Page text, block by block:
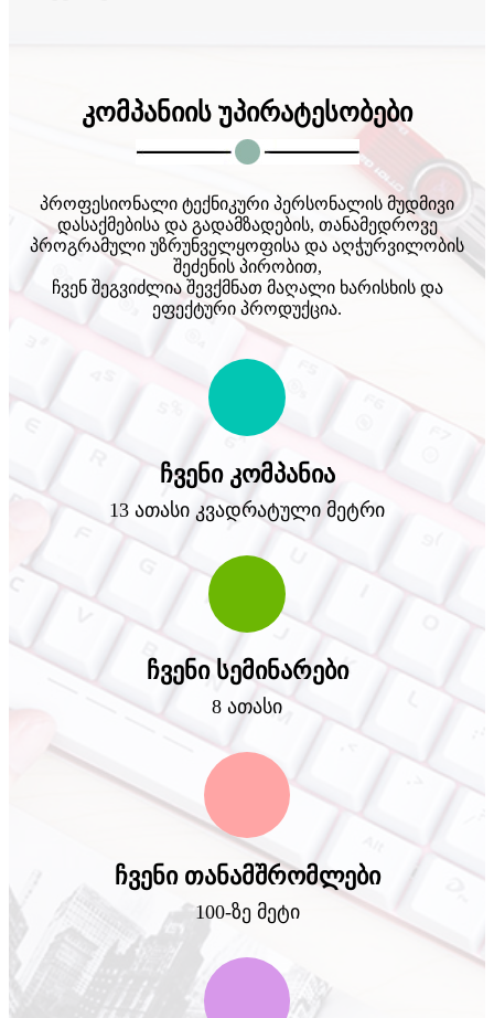
კომპანიის უპირატესობები
პროფესიონალი ტექნიკური პერსონალის მუდმივი
დასაქმებისა და გადამზადების, თანამედროვე
პროგრამული უზრუნველყოფისა და აღჭურვილობის
შეძენის პირობით,
ჩვენ შეგვიძლია შევქმნათ მაღალი ხარისხის და
ეფექტური პროდუქცია.
ჩვენი კომპანია
13 ათასი კვადრატული მეტრი
ჩვენი სემინარები
8 ათასი
ჩვენი თანამშრომლები
100-ზე მეტი